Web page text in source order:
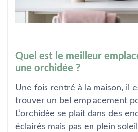
Quel est le meilleur
une orchidée ?
Une fois rentré à la maison, il
trouver un bel emplacement
L’orchidée se plait dans des
éclairés mais pas en plein